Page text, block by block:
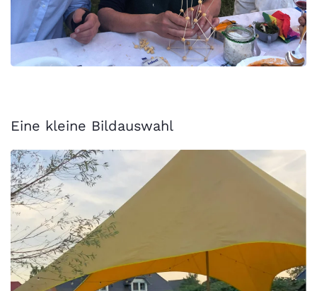
Eine kleine Bildauswahl